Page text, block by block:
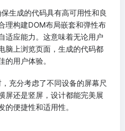
生成的代码具有高可用性和良
理构建DOM布局嵌套和弹性布
适应能力。这意味着无论用户
脑上浏览页面，生成的代码都
用户体验。
充分考虑了不同设备的屏幕尺
屏还是竖屏，设计都能完美展
便捷性和适用性。